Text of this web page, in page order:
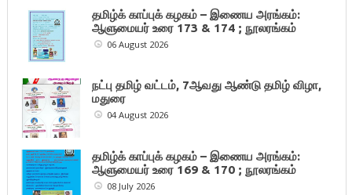
தமிழ்க் காப்புக் கழகம் – இணைய அரங்கம்:
ஆளுமையர் உரை 173 & 174 ; நூலரங்கம்
06 August 2026
நட்பு தமிழ் வட்டம், 7ஆவது ஆண்டு தமிழ் விழா,
மதுரை
04 August 2026
தமிழ்க் காப்புக் கழகம் – இணைய அரங்கம்:
ஆளுமையர் உரை 169 & 170 ; நூலரங்கம்
08 July 2026